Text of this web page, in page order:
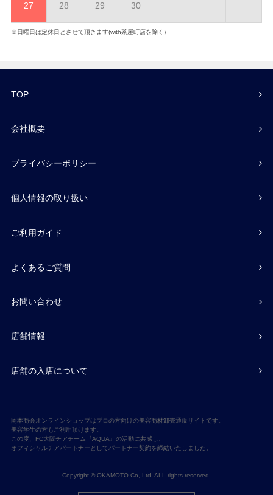
27 28 29 30
※日曜日は定休日とさせて頂きます(with茶屋町店を除く)
TOP
会社概要
プライバシーポリシー
個人情報の取り扱い
ご利用ガイド
よくあるご質問
お問い合わせ
店舗情報
店舗の入店について
岡本商会オンラインショップはプロの方向けの美容商材卸売通販サイトです。
美容学生の方もご利用頂けます。
この度、FC大阪チアチーム『AQUA』の活動に共感し、
オフィシャルチアパートナーとしてパートナー契約を締結いたしました。
Copyright © OKAMOTO Co,.Ltd. ALL rights reserved.